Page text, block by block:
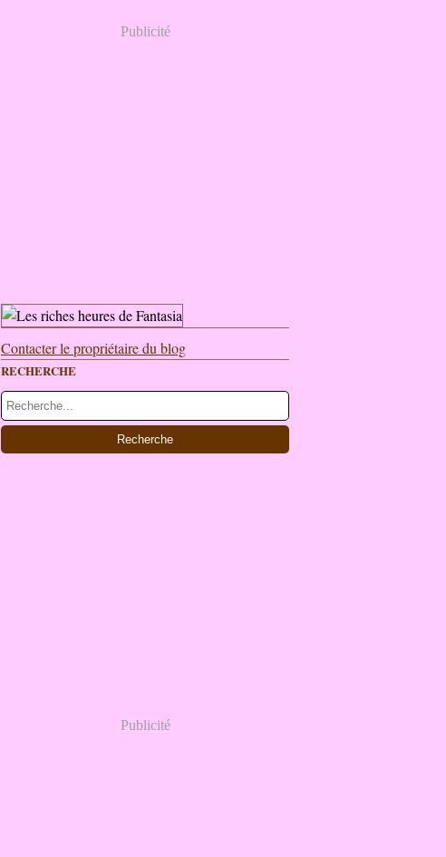
Publicité
Contacter le propriétaire du blog
RECHERCHE
Publicité